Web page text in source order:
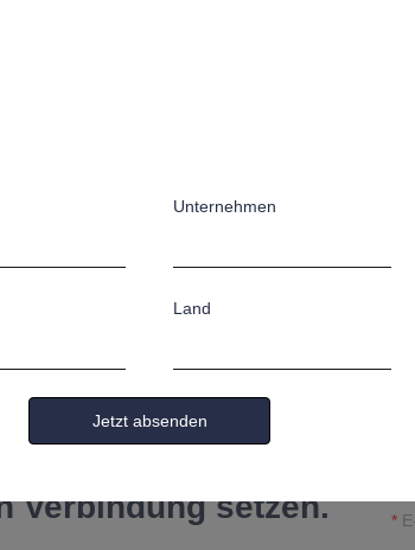
und
Verbindung setzen.
Unternehmen
Land
Jetzt absenden